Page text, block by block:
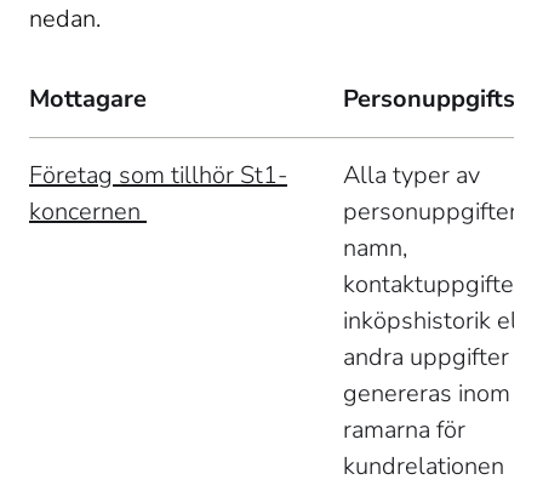
nedan.
Mottagare
Företag som tillhör St1-
koncernen
Alla typer av
personuppgifter:
namn,
kontaktuppgifter,
inköpshistorik
andra uppgifter
genereras inom
ramarna för
kundrelationen